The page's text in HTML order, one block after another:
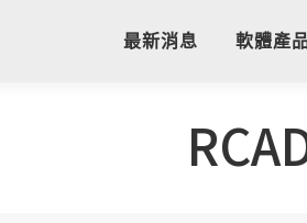
最新消息 軟體產